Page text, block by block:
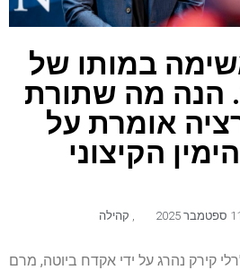
במותו של
הנה מה שתורת
אומרת על
הקיצוני
קהילה
קירק נהרג על ידי אקדח ביוטה, מרם